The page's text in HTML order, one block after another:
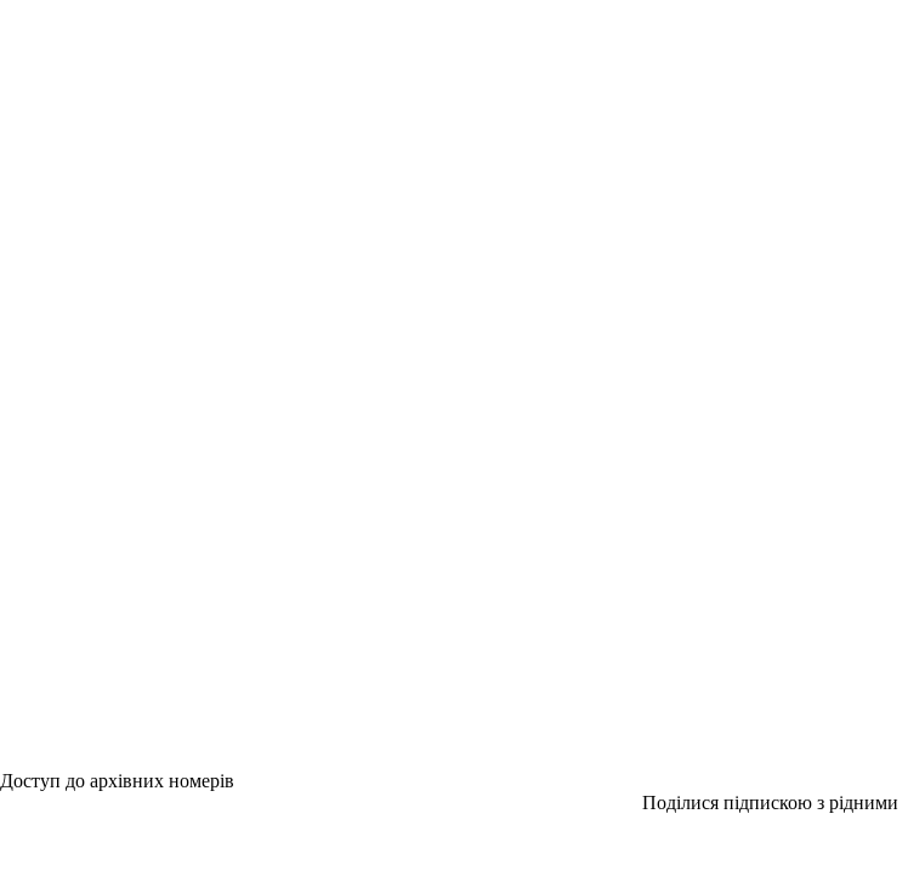
Доступ до архівних номерів
Поділися підпискою з рідними